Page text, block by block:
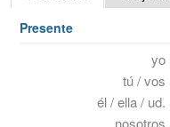
Presente
yo
tú / vos
él / ella / ud.
nosotros